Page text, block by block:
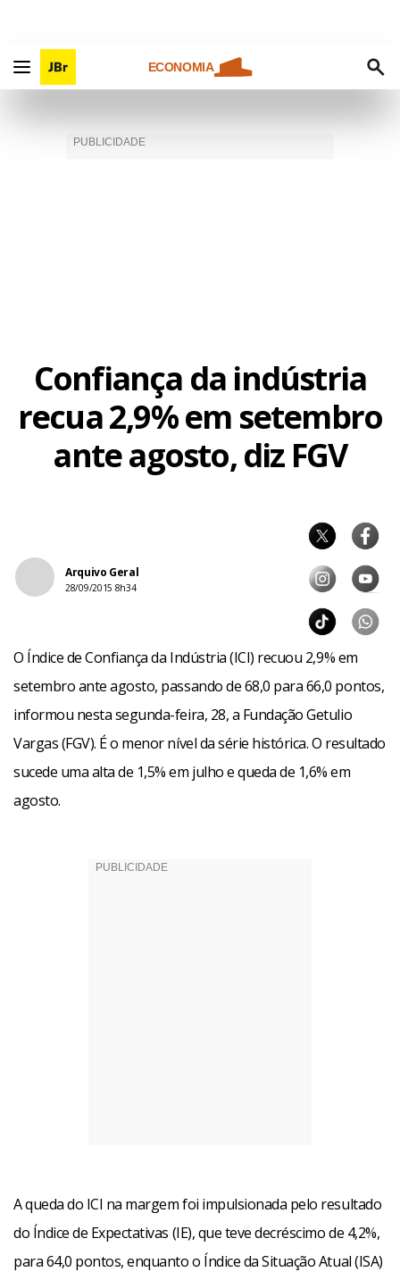
ECONOMIA
Confiança da indústria
recua 2,9% em setembro
ante agosto, diz FGV
Arquivo Geral
28/09/2015 8h34
O Índice de Confiança da Indústria (ICI) recuou 2,9% em
setembro ante agosto, passando de 68,0 para 66,0 pontos,
informou nesta segunda-feira, 28, a Fundação Getulio
Vargas (FGV). É o menor nível da série histórica. O resultado
sucede uma alta de 1,5% em julho e queda de 1,6% em
agosto.
A queda do ICI na margem foi impulsionada pelo resultado
do Índice de Expectativas (IE), que teve decréscimo de 4,2%,
para 64,0 pontos, enquanto o Índice da Situação Atual (ISA)